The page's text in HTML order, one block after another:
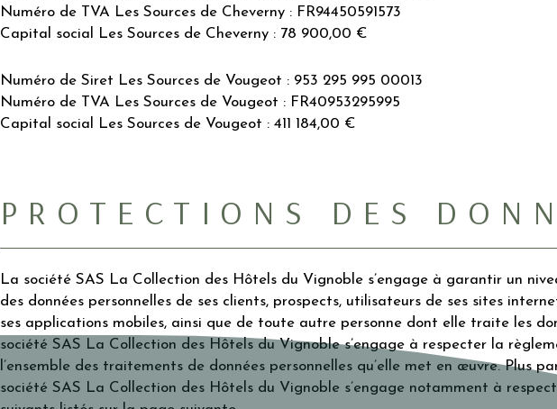
Numéro de TVA Les Sources de Cheverny : FR94450591573
Capital social Les Sources de Cheverny : 78 900,00 €
Numéro de Siret Les Sources de Vougeot : 953 295 995 00013
Numéro de TVA Les Sources de Vougeot : FR40953295995
Capital social Les Sources de Vougeot : 411 184,00 €
PROTECTIONS DES
La société SAS La Collection des Hôtels du Vignoble s’engage à garantir un
des données personnelles de ses clients, prospects, utilisateurs de ses sites
ses applications mobiles, ainsi que de toute autre personne dont elle traite les
société SAS La Collection des Hôtels du Vignoble s’engage à respecter la
l’ensemble des traitements de données personnelles qu’elle met en œuvre. Plus
société SAS La Collection des Hôtels du Vignoble s’engage notamment à